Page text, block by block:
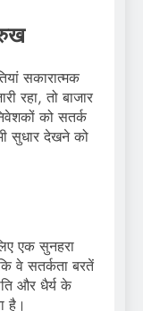
सकारात्मक
रहा, तो बाजार
को सतर्क
सुधार देखने को
एक सुनहरा
वे सतर्कता बरतें
और धैर्य के
है।